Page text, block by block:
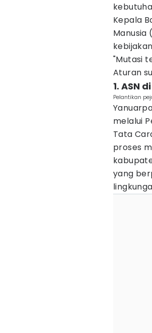
Kepala
Manusia
"Mutasi
Aturan
1. ASN
Pelantikan
melalui
Tata
proses
yang